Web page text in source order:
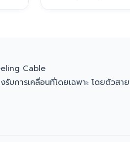
Cable
บการเคลื่อนที่โดยเฉพาะ โดยตัวสา